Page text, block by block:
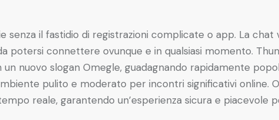
senza il fastidio di registrazioni complicate o app. La
potersi connettere ovunque e in qualsiasi momento.
nuovo slogan Omegle, guadagnando rapidamente
pulito e moderato per incontri significativi online.
reale, garantendo un’esperienza sicura e piacevole